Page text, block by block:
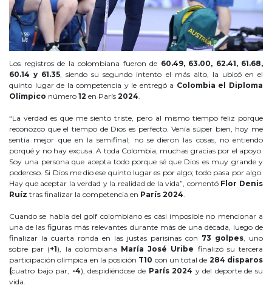
Los registros de la colombiana fueron de 60.49, 63.00, 62.41, 61.68,
60.14 y 61.35, siendo su segundo intento el más alto, la ubicó en el
quinto lugar de la competencia y le entregó a Colombia el Diploma
Olímpico número 12 en París 2024.
“La verdad es que me siento triste, pero al mismo tiempo feliz porque
reconozco que el tiempo de Dios es perfecto. Venía súper bien, hoy me
sentía mejor que en la semifinal; no se dieron las cosas, no entiendo
porqué y no hay excusa. A toda Colombia, muchas gracias por el apoyo.
Soy una persona que acepta todo porque sé que Dios es muy grande y
poderoso. Si Dios me dio ese quinto lugar es por algo; todo pasa por algo.
Hay que aceptar la verdad y la realidad de la vida”, comentó Flor Denis
Ruíz tras finalizar la competencia en París 2024.
Cuando se habla del golf colombiano es casi imposible no mencionar a
una de las figuras más relevantes durante más de una década, luego de
finalizar la cuarta ronda en las justas parisinas con 73 golpes, uno
sobre par (+1), la colombiana María José Uribe finalizó su tercera
participación olímpica en la posición T10 con un total de 284 disparos
(cuatro bajo par, -4), despidiéndose de París 2024 y del deporte de su
vida.